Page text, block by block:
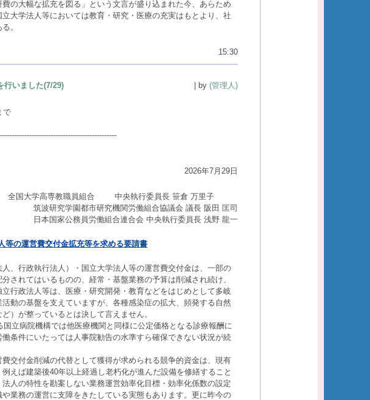
の大幅な拡充を図る」という文言が盛り込まれた今、あらため
大学法人等においては教育・研究・医療の充実はもとより、社
。
15:30
行いました(7/29) | by (管理人)
で
2026年7月29日
全国大学高専教職員組合 中央執行委員長 笹倉 万里子
筑波研究学園都市研究機関労働組合協議会 議長 阪田 匡司
日本国家公務員労働組合連合会 中央執行委員長 浅野 龍一
等の運営費交付金拡充等を求める要請書
、行政執行法人）・国立大学法人等の運営費交付金は、一部の
されてはいるものの、経常・基盤業務の予算は削減され続け、
行政法人等は、医療・研究開発・教育などをはじめとして多岐
動の基盤を支えていますが、各種感染症の拡大、頻発する自然
）が整っているとは決して言えません。
立病院機構では他医療機関と同様に公定価格となる診療報酬に
条件にいたっては人事院勧告の水準すら確保できない状況が続
交付金削減の代替として獲得が求められる競争的資金は、現有
えば建築後40年以上経過し老朽化が進んだ設備を修繕すること
人の特性を勘案しない業務運営効率化目標・効率化係数の設定
業務の運営に支障をきたしている実態もあります。更に昨今の